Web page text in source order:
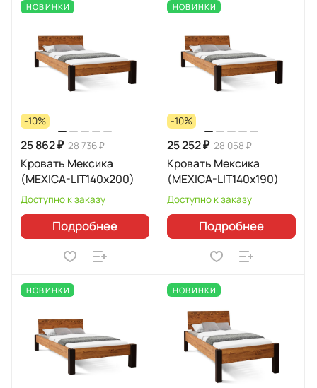
НОВИНКИ
-10%
25 862 ₽ 28 736 ₽
Кровать Мексика
(MEXICA-LIT140х200)
Доступно к заказу
Подробнее
НОВИНКИ
-10%
25 252 ₽ 28 058 ₽
Кровать Мексика
(MEXICA-LIT140х190)
Доступно к заказу
Подробнее
НОВИНКИ НОВИНКИ